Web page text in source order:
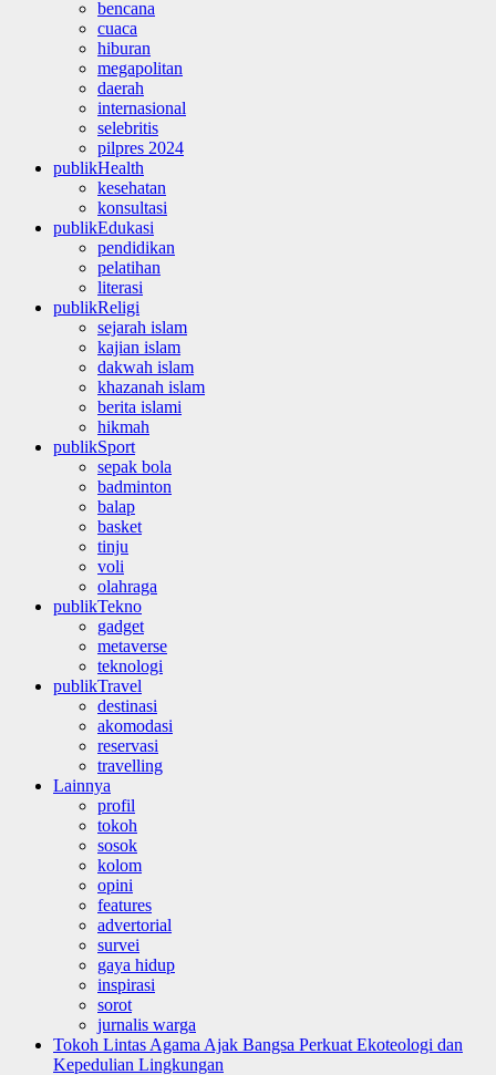
bencana
cuaca
hiburan
megapolitan
daerah
internasional
selebritis
pilpres 2024
publikHealth
kesehatan
konsultasi
publikEdukasi
pendidikan
pelatihan
literasi
publikReligi
sejarah islam
kajian islam
dakwah islam
khazanah islam
berita islami
hikmah
publikSport
sepak bola
badminton
balap
basket
tinju
voli
olahraga
publikTekno
gadget
metaverse
teknologi
publikTravel
destinasi
akomodasi
reservasi
travelling
Lainnya
profil
tokoh
sosok
kolom
opini
features
advertorial
survei
gaya hidup
inspirasi
sorot
jurnalis warga
Tokoh Lintas Agama Ajak Bangsa Perkuat Ekoteologi dan
Kepedulian Lingkungan